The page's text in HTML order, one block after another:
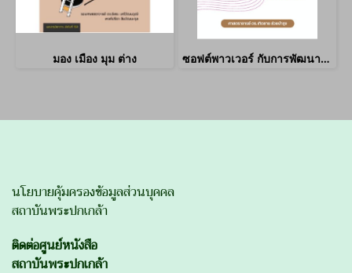
มอง เมือง มุม ต่าง ซอฟต์พาวเวอร์ กับการพัฒนาท้องถิ่นเพื่อการท่องเที่ยวที่ยั่งยืน
นโยบายคุ้มครองข้อมูลส่วนบุคคล
สถาบันพระปกเกล้า
ติดต่อศูนย์หนังสือ
สถาบันพระปกเกล้า